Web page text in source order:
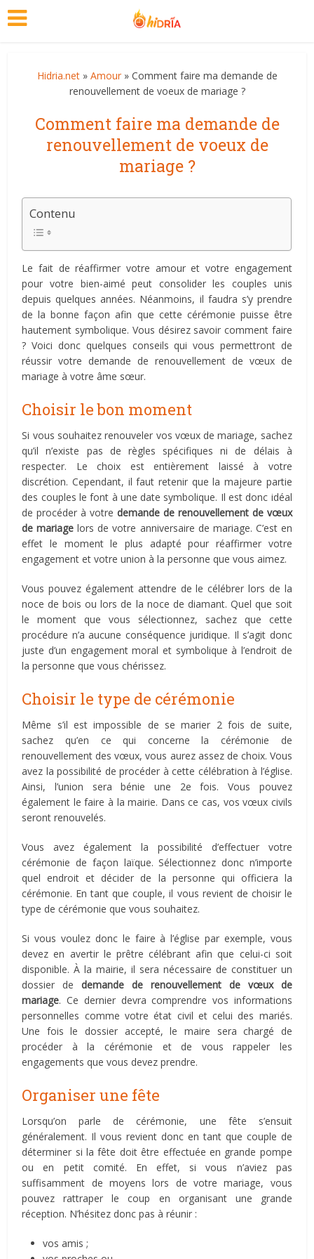
Hidria.net» Amour» Comment faire ma demande de
renouvellement de voeux de mariage ?
Comment faire ma demande de
renouvellement de voeux de
mariage ?
Contenu
Le fait de réaffirmer votre amour et votre engagement
pour votre bien-aimé peut consolider les couples unis
depuis quelques années. Néanmoins, il faudra s’y prendre
de la bonne façon afin que cette cérémonie puisse être
hautement symbolique. Vous désirez savoir comment faire
? Voici donc quelques conseils qui vous permettront de
réussir votre demande de renouvellement de vœux de
mariage à votre âme sœur.
Choisir le bon moment
Si vous souhaitez renouveler vos vœux de mariage, sachez
qu’il n’existe pas de règles spécifiques ni de délais à
respecter. Le choix est entièrement laissé à votre
discrétion. Cependant, il faut retenir que la majeure partie
des couples le font à une date symbolique. Il est donc idéal
de procéder à votre demande de renouvellement de vœux
de mariage lors de votre anniversaire de mariage. C’est en
effet le moment le plus adapté pour réaffirmer votre
engagement et votre union à la personne que vous aimez.
Vous pouvez également attendre de le célébrer lors de la
noce de bois ou lors de la noce de diamant. Quel que soit
le moment que vous sélectionnez, sachez que cette
procédure n’a aucune conséquence juridique. Il s’agit donc
juste d’un engagement moral et symbolique à l’endroit de
la personne que vous chérissez.
Choisir le type de cérémonie
Même s’il est impossible de se marier 2 fois de suite,
sachez qu’en ce qui concerne la cérémonie de
renouvellement des vœux, vous aurez assez de choix. Vous
avez la possibilité de procéder à cette célébration à l’église.
Ainsi, l’union sera bénie une 2e fois. Vous pouvez
également le faire à la mairie. Dans ce cas, vos vœux civils
seront renouvelés.
Vous avez également la possibilité d’effectuer votre
cérémonie de façon laïque. Sélectionnez donc n’importe
quel endroit et décider de la personne qui officiera la
cérémonie. En tant que couple, il vous revient de choisir le
type de cérémonie que vous souhaitez.
Si vous voulez donc le faire à l’église par exemple, vous
devez en avertir le prêtre célébrant afin que celui-ci soit
disponible. À la mairie, il sera nécessaire de constituer un
dossier dedemande de renouvellement de vœux de
mariage. Ce dernier devra comprendre vos informations
personnelles comme votre état civil et celui des mariés.
Une fois le dossier accepté, le maire sera chargé de
procéder à la cérémonie et de vous rappeler les
engagements que vous devez prendre.
Organiser une fête
Lorsqu’on parle de cérémonie, une fête s’ensuit
généralement. Il vous revient donc en tant que couple de
déterminer si la fête doit être effectuée en grande pompe
ou en petit comité. En effet, si vous n’aviez pas
suffisamment de moyens lors de votre mariage, vous
pouvez rattraper le coup en organisant une grande
réception. N’hésitez donc pas à réunir :
vos amis ;